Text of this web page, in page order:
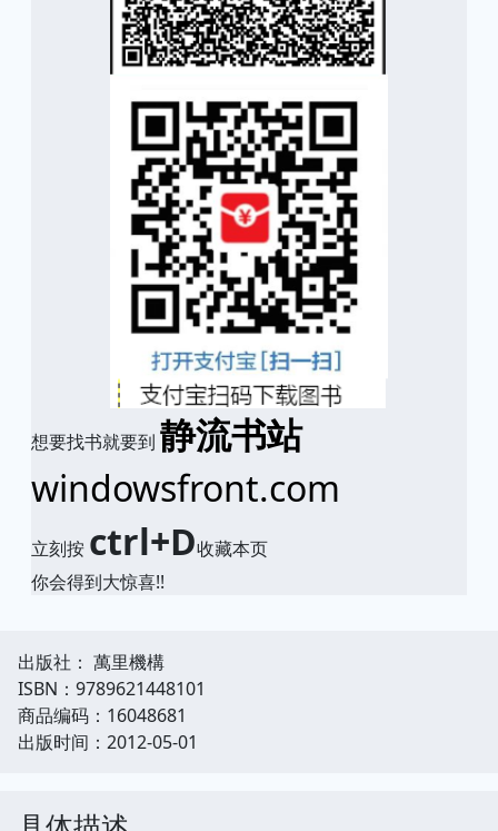
想要找书就要到 静流书站
windowsfront.com
立刻按 ctrl+D收藏本页
你会得到大惊喜!!
出版社： 萬里機構
ISBN：9789621448101
商品编码：16048681
出版时间：2012-05-01